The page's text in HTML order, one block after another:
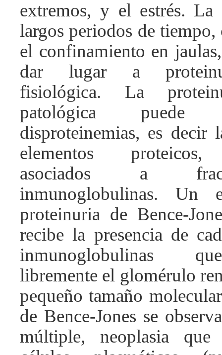
extremos, y el estrés.
largos periodos de tiempo,
el confinamiento en
dar lugar a
fisiológica. La
patológica
disproteinemias, es decir
elementos proteicos,
asociados a
inmunoglobulinas. Un
proteinuria de Bence-
recibe la presencia de
inmunoglobulinas
libremente el glomérulo
pequeño tamaño
de Bence-Jones se
múltiple, neoplasia